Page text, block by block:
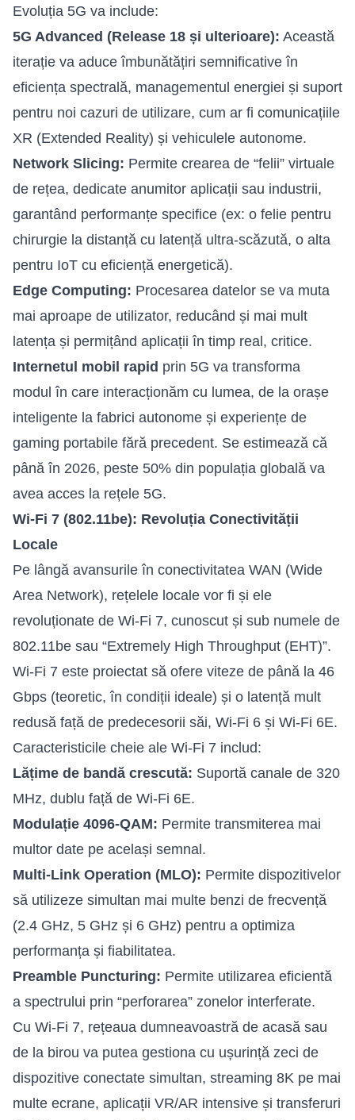
Evoluția 5G va include:
5G Advanced (Release 18 și ulterioare): Această
iterație va aduce îmbunătățiri semnificative în
eficiența spectrală, managementul energiei și suport
pentru noi cazuri de utilizare, cum ar fi comunicațiile
XR (Extended Reality) și vehiculele autonome.
Network Slicing: Permite crearea de “felii” virtuale
de rețea, dedicate anumitor aplicații sau industrii,
garantând performanțe specifice (ex: o felie pentru
chirurgie la distanță cu latență ultra-scăzută, o alta
pentru IoT cu eficiență energetică).
Edge Computing: Procesarea datelor se va muta
mai aproape de utilizator, reducând și mai mult
latența și permițând aplicații în timp real, critice.
Internetul mobil rapid prin 5G va transforma
modul în care interacționăm cu lumea, de la orașe
inteligente la fabrici autonome și experiențe de
gaming portabile fără precedent. Se estimează că
până în 2026, peste 50% din populația globală va
avea acces la rețele 5G.
Wi-Fi 7 (802.11be): Revoluția Conectivității
Locale
Pe lângă avansurile în conectivitatea WAN (Wide
Area Network), rețelele locale vor fi și ele
revoluționate de Wi-Fi 7, cunoscut și sub numele de
802.11be sau “Extremely High Throughput (EHT)”.
Wi-Fi 7 este proiectat să ofere viteze de până la 46
Gbps (teoretic, în condiții ideale) și o latență mult
redusă față de predecesorii săi, Wi-Fi 6 și Wi-Fi 6E.
Caracteristicile cheie ale Wi-Fi 7 includ:
Lățime de bandă crescută: Suportă canale de 320
MHz, dublu față de Wi-Fi 6E.
Modulație 4096-QAM: Permite transmiterea mai
multor date pe același semnal.
Multi-Link Operation (MLO): Permite dispozitivelor
să utilizeze simultan mai multe benzi de frecvență
(2.4 GHz, 5 GHz și 6 GHz) pentru a optimiza
performanța și fiabilitatea.
Preamble Puncturing: Permite utilizarea eficientă
a spectrului prin “perforarea” zonelor interferate.
Cu Wi-Fi 7, rețeaua dumneavoastră de acasă sau
de la birou va putea gestiona cu ușurință zeci de
dispozitive conectate simultan, streaming 8K pe mai
multe ecrane, aplicații VR/AR intensive și transferuri